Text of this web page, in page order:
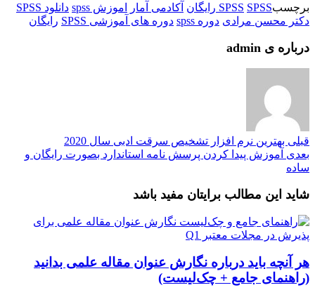
برچسب SPSS SPSS رایگان آکادمی آمار اموزش spss
دانلود SPSS
دکتر محسن مرادی دوره spss دوره های آموزشی SPSS رایگان
درباره ی admin
قبلی بهترین نرم افزار تشخیص سرقت ادبی سال 2020
بعدی آموزش پیدا کردن پرسش نامه استاندارد بصورت رایگان و
ساده
شاید این مطالب برایتان مفید باشد
هر آنچه باید درباره نگارش عنوان مقاله علمی بدانید
(راهنمای جامع + چک‌لیست)